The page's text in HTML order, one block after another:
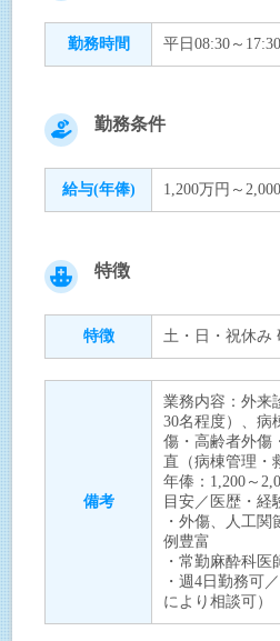
勤務時間 平日08:30～
勤務条件
給与(年俸) 1,200万円～
特徴
特徴 土・日・祝休み
備考
業務内容：外来
30名程度）、病
傷・高齢者外傷
直（病棟管理・
年俸：1,200～
目安／医歴・経
・外傷、人工
例豊富
・常勤麻酔科医
・週4日勤務可
により相談可）